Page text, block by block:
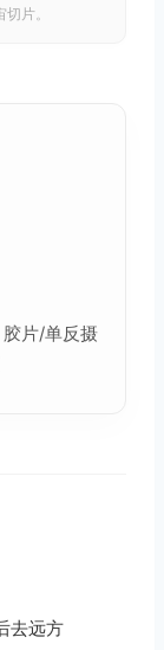
片。
片/单反摄
去远方